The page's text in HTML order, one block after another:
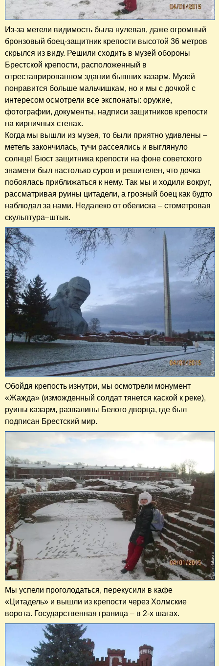
Из-за метели видимость была нулевая, даже огромный
бронзовый боец-защитник крепости высотой 36 метров
скрылся из виду. Решили сходить в музей обороны
Брестской крепости, расположенный в
отреставрированном здании бывших казарм. Музей
понравится больше мальчишкам, но и мы с дочкой с
интересом осмотрели все экспонаты: оружие,
фотографии, документы, надписи защитников крепости
на кирпичных стенах.
Когда мы вышли из музея, то были приятно удивлены –
метель закончилась, тучи рассеялись и выглянуло
солнце! Бюст защитника крепости на фоне советского
знамени был настолько суров и решителен, что дочка
побоялась приближаться к нему. Так мы и ходили вокруг,
рассматривая руины цитадели, а грозный боец как будто
наблюдал за нами. Недалеко от обелиска – стометровая
скульптура–штык.
Обойдя крепость изнутри, мы осмотрели монумент
«Жажда» (изможденный солдат тянется каской к реке),
руины казарм, развалины Белого дворца, где был
подписан Брестский мир.
Мы успели проголодаться, перекусили в кафе
«Цитадель» и вышли из крепости через Холмские
ворота. Государственная граница – в 2-х шагах.